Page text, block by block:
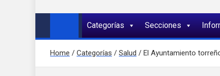
Categorías Secciones
Home Categorías Salud El Ayuntamiento